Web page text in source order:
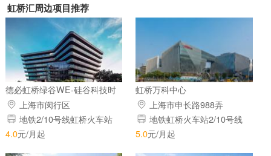
虹桥汇周边项目推荐
德必虹桥绿谷WE-硅谷科技时
尚创新中心虹桥基地
上海市闵行区
地铁2/10号线虹桥火车站
4.0元/月起
虹桥万科中心
上海市申长路988弄
地铁虹桥火车站2/10号线
5.0元/月起